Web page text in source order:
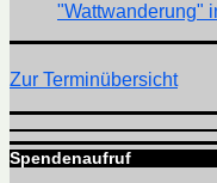
"Wattwanderung"
Zur Terminübersicht
Spendenaufruf